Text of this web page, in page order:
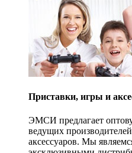
Приставки, игры и
ЭМСИ предлагает
ведущих
аксессуаров. Мы